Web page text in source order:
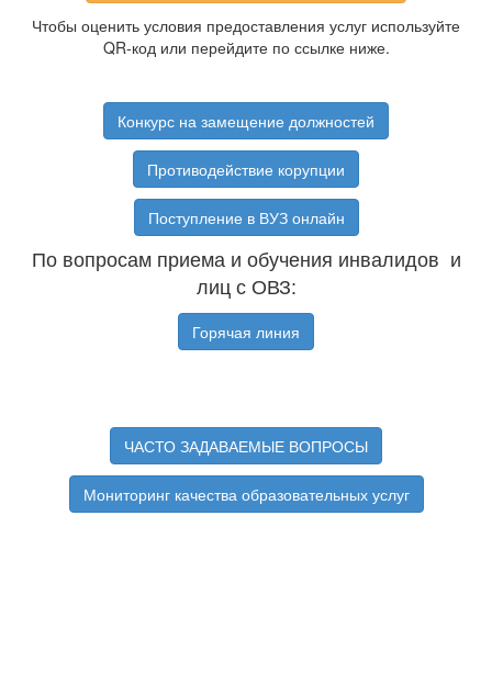
Чтобы оценить условия предоставления услуг используйте
QR-код или перейдите по ссылке ниже.
Конкурс на замещение должностей
Противодействие корупции
Поступление в ВУЗ онлайн
По вопросам приема и обучения инвалидов и
лиц с ОВЗ:
Горячая линия
ЧАСТО ЗАДАВАЕМЫЕ ВОПРОСЫ
Мониторинг качества образовательных услуг